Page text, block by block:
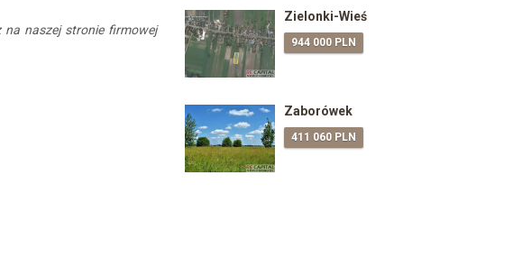
na naszej stronie firmowej
Zielonki-Wieś
944 000 PLN
Zaborówek
411 060 PLN